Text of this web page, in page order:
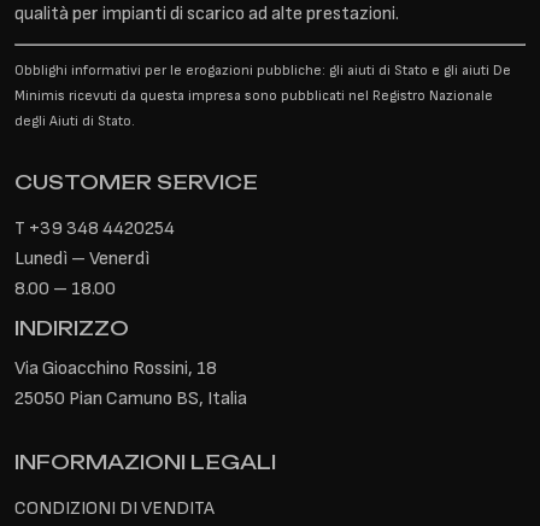
qualità per impianti di scarico ad alte prestazioni.
Obblighi informativi per le erogazioni pubbliche: gli aiuti di Stato e gli aiuti De
Minimis ricevuti da questa impresa sono pubblicati nel Registro Nazionale
degli Aiuti di Stato.
CUSTOMER SERVICE
T +39 348 4420254
Lunedì – Venerdì
8.00 – 18.00
INDIRIZZO
Via Gioacchino Rossini, 18
25050 Pian Camuno BS, Italia
INFORMAZIONI LEGALI
CONDIZIONI DI VENDITA